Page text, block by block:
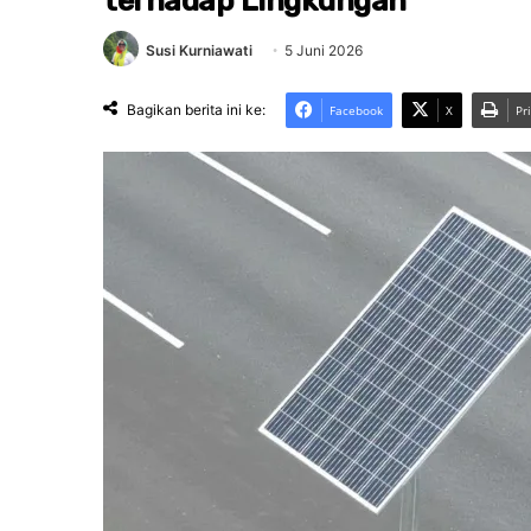
Susi Kurniawati 5 Juni 2026
Bagikan berita ini ke: Facebook X